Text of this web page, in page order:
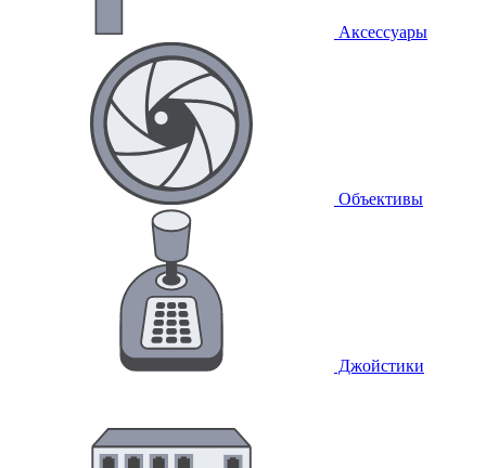
Аксессуары
Объективы
Джойстики